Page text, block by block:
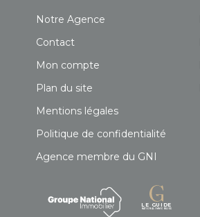
Notre Agence
Contact
Mon compte
Plan du site
Mentions légales
Politique de confidentialité
Agence membre du GNI